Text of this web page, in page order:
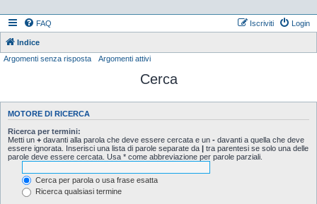
FAQ Login
Iscriviti
Indice
Argomenti senza risposta
Argomenti attivi
Cerca
MOTORE DI RICERCA
Ricerca per termini:
Metti un + davanti alla parola che deve essere cercata e un - davanti a quella che deve
essere ignorata. Inserisci una lista di parole separate da | tra parentesi se solo una delle
parole deve essere cercata. Usa * come abbreviazione per parole parziali.
Cerca per parola o usa frase esatta
Ricerca qualsiasi termine